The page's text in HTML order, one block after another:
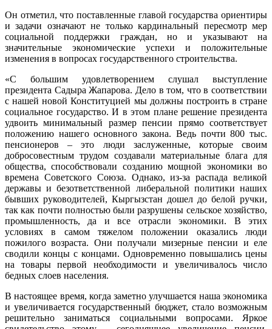
Он отметил, что поставленные главой государства ориентиры
и задачи означают не только кардинальный пересмотр мер
социальной поддержки граждан, но и указывают на
значительные экономические успехи и положительные
изменения в вопросах государственного строительства.
«С большим удовлетворением слушал выступление
президента Садыра Жапарова. Дело в том, что в соответствии
с нашей новой Конституцией мы должны построить в стране
социальное государство. И в этом плане решение президента
удвоить минимальный размер пенсии прямо соответствует
положению нашего основного закона. Ведь почти 800 тыс.
пенсионеров – это люди заслуженные, которые своим
добросовестным трудом создавали материальные блага для
общества, способствовали созданию мощной экономики во
времена Советского Союза. Однако, из-за распада великой
державы и безответственной либеральной политики наших
бывших руководителей, Кыргызстан дошел до белой ручки,
так как почти полностью были разрушены сельское хозяйство,
промышленность, да и все отрасли экономики. В этих
условиях в самом тяжелом положении оказались люди
пожилого возраста. Они получали мизерные пенсии и еле
сводили концы с концами. Одновременно повышались цены
на товары первой необходимости и увеличивалось число
бедных слоев населения.
В настоящее время, когда заметно улучшается наша экономика
и увеличивается государственный бюджет, стало возможным
решительно заниматься социальными вопросами. Яркое